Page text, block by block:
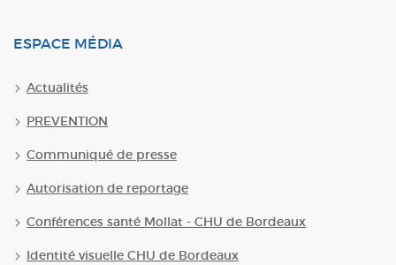
ESPACE MÉDIA
Actualités
PREVENTION
Communiqué de presse
Autorisation de reportage
Conférences santé Mollat - CHU de Bordeaux
Identité visuelle CHU de Bordeaux